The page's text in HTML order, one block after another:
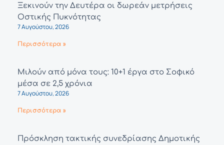
Ξεκινούν την Δευτέρα οι δωρεάν μετρήσεις
Οστικής Πυκνότητας
7 Αυγούστου, 2026
Περισσότερα »
Μιλούν από μόνα τους: 10+1 έργα στο Σοφικό
μέσα σε 2,5 χρόνια
7 Αυγούστου, 2026
Περισσότερα »
Πρόσκληση τακτικής συνεδρίασης Δημοτικής